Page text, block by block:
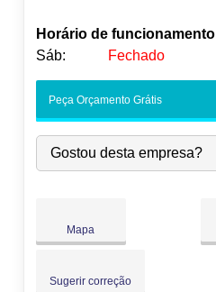
Horário de funcionamento
Sáb:
Fechado
-
Qua:
09:00-18:00
Qui:
09:00-18:00
Peça Orçamento Grátis
Gostou desta empresa?
Mapa
Sugerir correção